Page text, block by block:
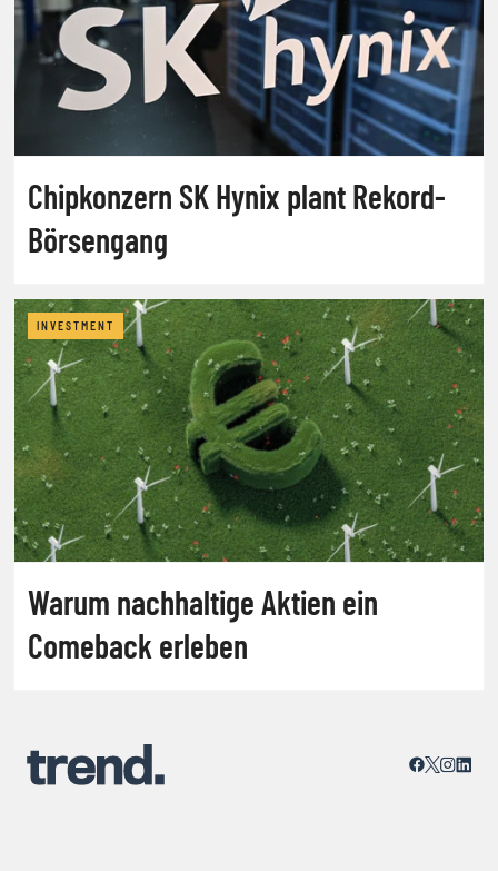
Chipkonzern SK Hynix plant Rekord-
Börsengang
INVESTMENT
Warum nachhaltige Aktien ein
Comeback erleben